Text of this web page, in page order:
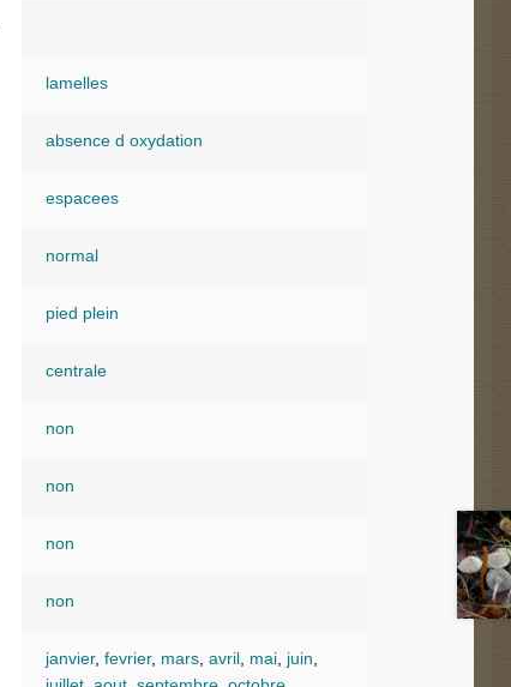
lamelles
absence d oxydation
espacees
normal
pied plein
centrale
non
non
non
non
janvier, fevrier, mars, avril, mai, juin